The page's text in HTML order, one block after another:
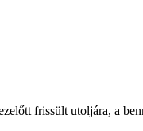
frissült utoljára, a